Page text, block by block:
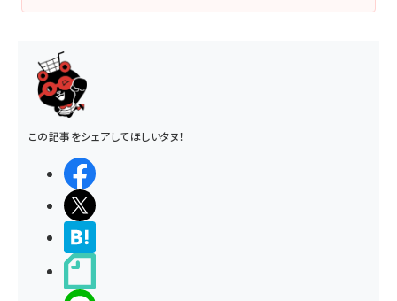
この記事をシェアしてほしいタヌ！